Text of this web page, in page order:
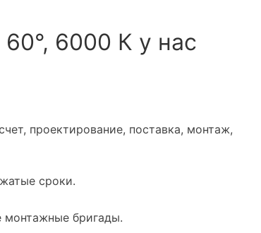
6000 К у нас
проектирование, поставка, монтаж,
сроки.
бригады.